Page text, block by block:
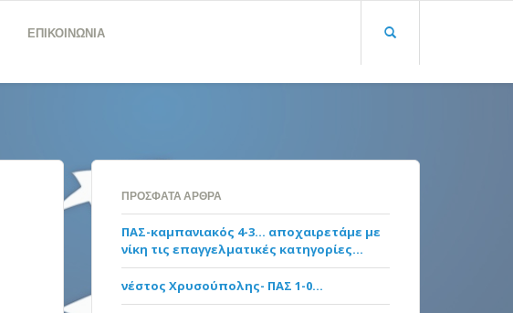
ΕΠΙΚΟΙΝΩΝΙΑ
ΠΡΌΣΦΑΤΑ ΆΡΘΡΑ
ΠΑΣ-καμπανιακός 4-3… αποχαιρετάμε με
νίκη τις επαγγελματικές κατηγορίες…
νέστος Χρυσούπολης- ΠΑΣ 1-0…